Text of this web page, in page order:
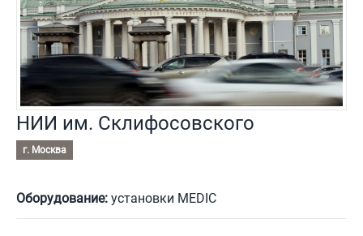
НИИ им. Склифосовского
г. Москва
Оборудование: установки MEDIC